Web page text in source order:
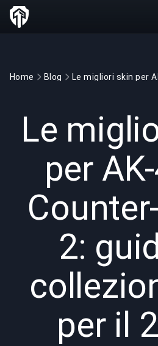
Home Blog
Le
per
2:
per il